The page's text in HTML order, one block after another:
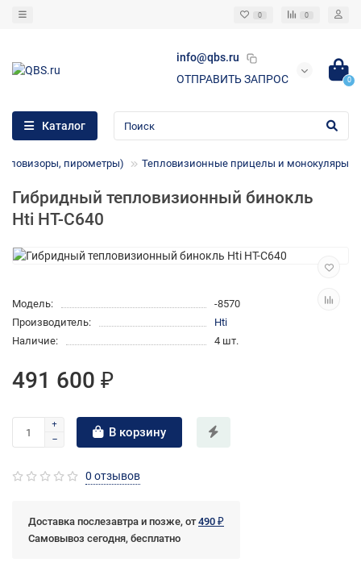
0 0
info@qbs.ru
ОТПРАВИТЬ ЗАПРОС
0
Каталог
пирометры) Тепловизионные прицелы и монокуляры
Гибридный тепловизионный бинокль
Hti HT-C640
Модель:
-8570
Производитель:
Hti
Наличие:
4 шт.
491 600 ₽
В корзину
0 отзывов
Доставка послезавтра и позже, от490 ₽
Самовывоз сегодня, бесплатно